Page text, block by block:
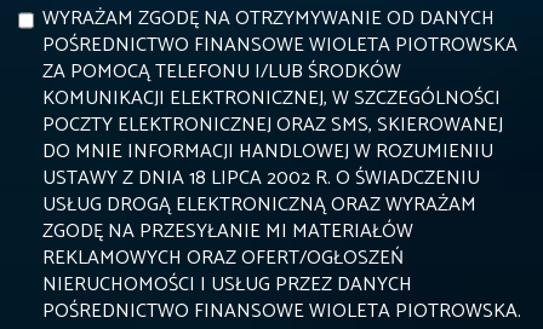
WYRAŻAM ZGODĘ NA OTRZYMYWANIE OD DANYCH
POŚREDNICTWO FINANSOWE WIOLETA PIOTROWSKA
ZA POMOCĄ TELEFONU I/LUB ŚRODKÓW
KOMUNIKACJI ELEKTRONICZNEJ, W SZCZEGÓLNOŚCI
POCZTY ELEKTRONICZNEJ ORAZ SMS, SKIEROWANEJ
DO MNIE INFORMACJI HANDLOWEJ W ROZUMIENIU
USTAWY Z DNIA 18 LIPCA 2002 R. O ŚWIADCZENIU
USŁUG DROGĄ ELEKTRONICZNĄ ORAZ WYRAŻAM
ZGODĘ NA PRZESYŁANIE MI MATERIAŁÓW
REKLAMOWYCH ORAZ OFERT/OGŁOSZEŃ
NIERUCHOMOŚCI I USŁUG PRZEZ DANYCH
POŚREDNICTWO FINANSOWE WIOLETA PIOTROWSKA.